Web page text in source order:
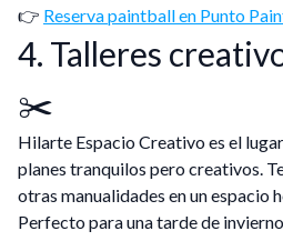
👉 Reserva paintball en Punto
4. Talleres
✂️
Hilarte Espacio Creativo es el
planes tranquilos pero creativos.
otras manualidades en un espacio
Perfecto para una tarde de